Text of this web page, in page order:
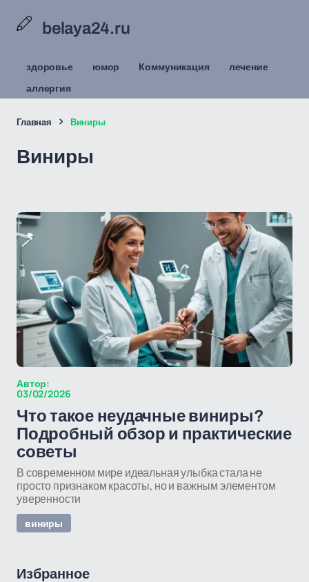
belaya24.ru
здоровье юмор Коммуникация
лечение
аллергия
Главная Виниры
Виниры
Автор:
03/02/2026
Что такое неудачные виниры?
Подробный обзор и практические
советы
В современном мире идеальная улыбка стала не
просто признаком красоты, но и важным элементом
уверенности
виниры
Избранное